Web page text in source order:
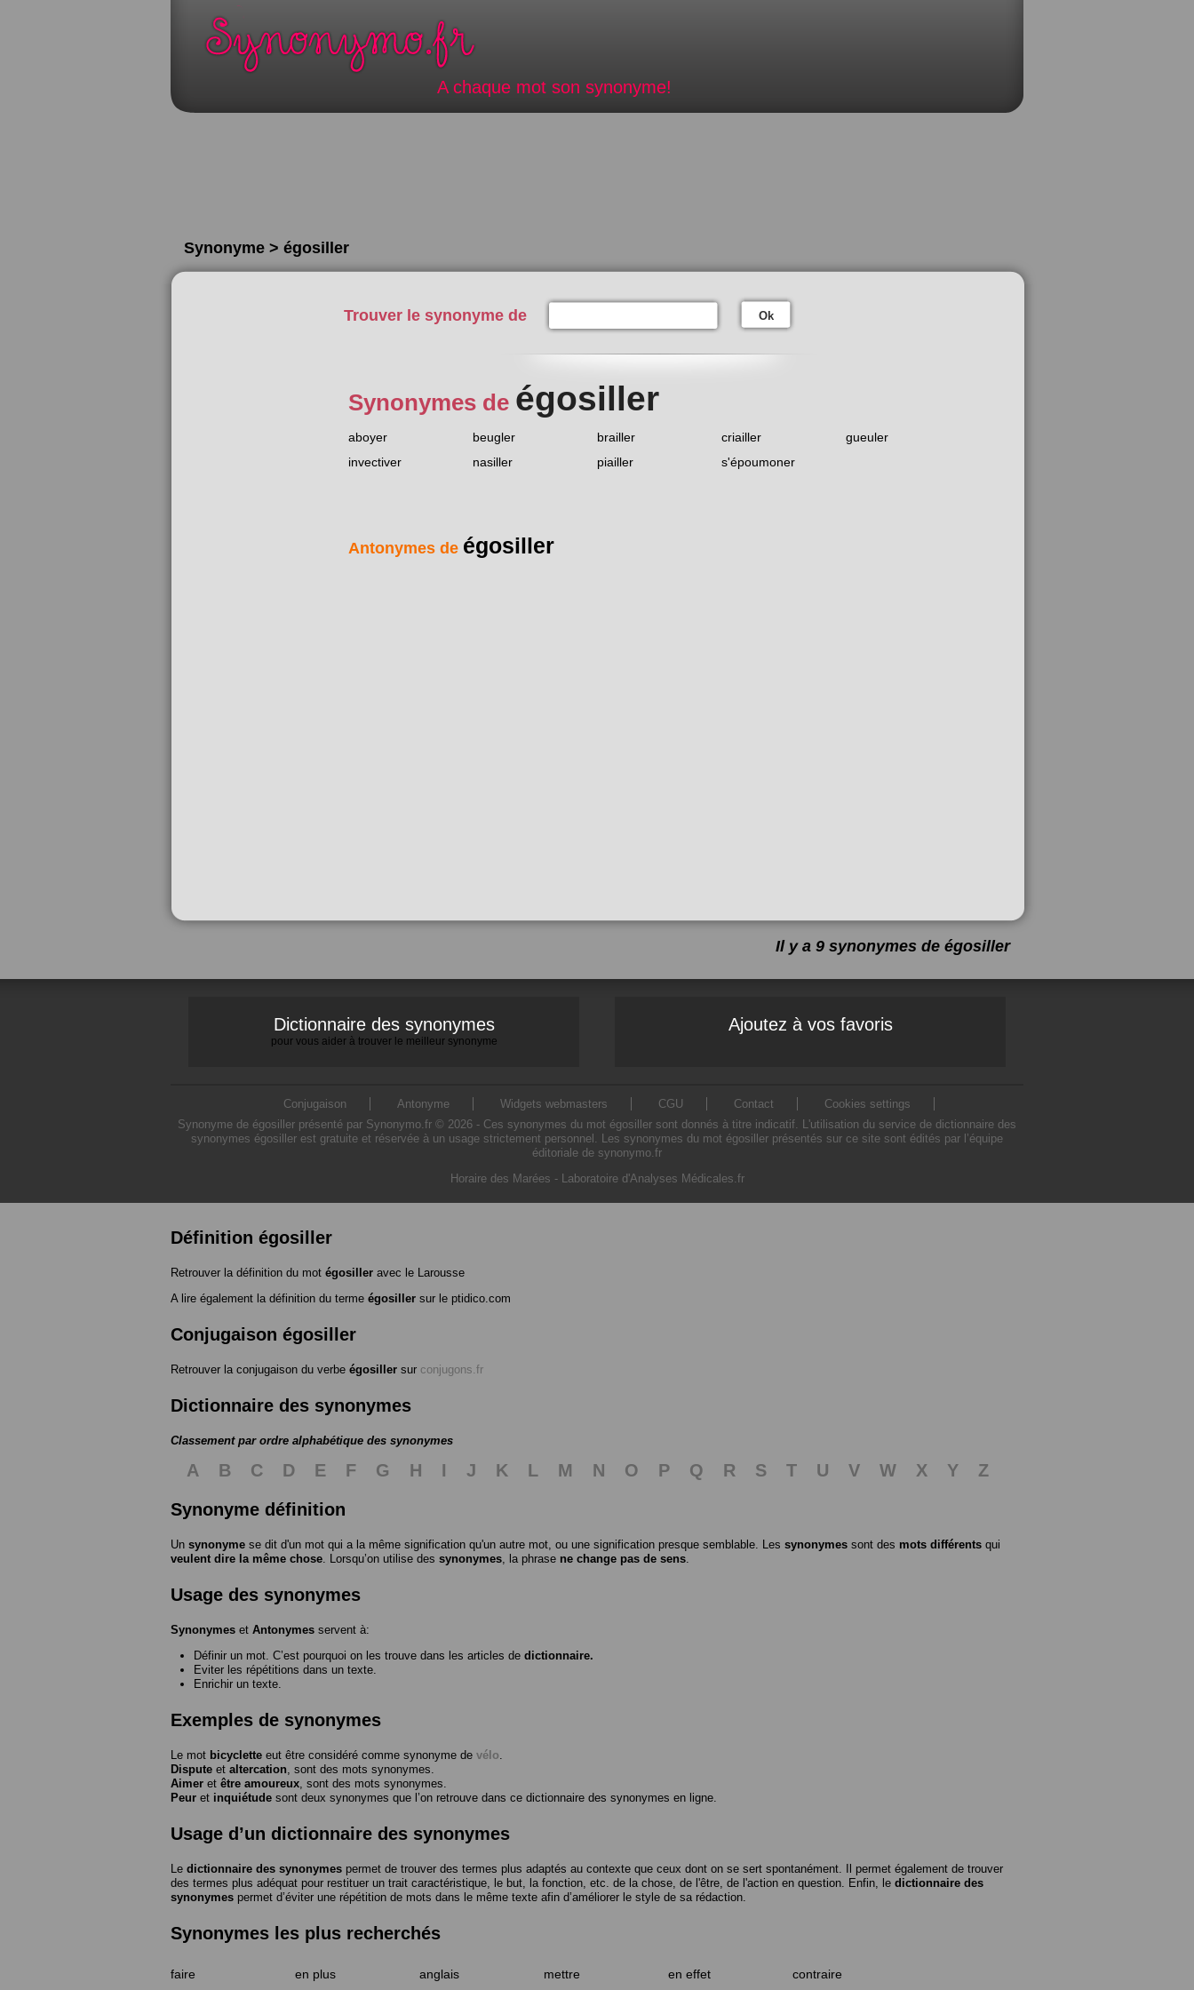
A chaque mot son synonyme!
Synonyme > égosiller
Trouver le synonyme de Ok
Synonymes de égosiller
aboyer beugler brailler criailler
gueuler
invectiver
nasiller piailler s'époumoner
Antonymes de égosiller
Il y a 9 synonymes de égosiller
Dictionnaire des synonymes
pour vous aider à trouver le meilleur synonyme
Ajoutez à vos favoris
Conjugaison Antonyme Widgets webmasters CGU Contact
Cookies settings
Synonyme de égosiller présenté par Synonymo.fr © 2026 - Ces synonymes du mot égosiller sont donnés à titre indicatif. L'utilisation du service de dictionnaire des
synonymes égosiller est gratuite et réservée à un usage strictement personnel. Les synonymes du mot égosiller présentés sur ce site sont édités par l’équipe
éditoriale de synonymo.fr
Horaire des Marées - Laboratoire d'Analyses Médicales.fr
Définition égosiller
Retrouver la définition du mot égosiller avec le Larousse
A lire également la définition du terme égosiller sur le ptidico.com
Conjugaison égosiller
Retrouver la conjugaison du verbe égosiller sur conjugons.fr
Dictionnaire des synonymes
Classement par ordre alphabétique des synonymes
A B C D E F G H I J K L M N O P Q R S T U V W X Y
Z
Synonyme définition
Un synonyme se dit d'un mot qui a la même signification qu'un autre mot, ou une signification presque semblable. Les synonymes sont des mots différents qui
veulent dire la même chose . Lorsqu’on utilise des synonymes , la phrase ne change pas de sens
Usage des synonymes
Synonymes et Antonymes servent à:
Définir un mot. C’est pourquoi on les trouve dans les articles de dictionnaire.
Eviter les répétitions dans un texte.
Enrichir un texte.
Exemples de synonymes
Le mot bicyclette eut être considéré comme synonyme de vélo
Dispute et altercation , sont des mots synonymes.
Aimer et être amoureux , sont des mots synonymes.
Peur et inquiétude sont deux synonymes que l’on retrouve dans ce dictionnaire des synonymes en ligne.
Usage d’un dictionnaire des synonymes
Le dictionnaire des synonymes permet de trouver des termes plus adaptés au contexte que ceux dont on se sert spontanément. Il permet également de trouver
des termes plus adéquat pour restituer un trait caractéristique, le but, la fonction, etc. de la chose, de l'être, de l'action en question. Enfin, le dictionnaire des
synonymes permet d’éviter une répétition de mots dans le même texte afin d’améliorer le style de sa rédaction.
Synonymes les plus recherchés
faire en plus anglais mettre en effet contraire